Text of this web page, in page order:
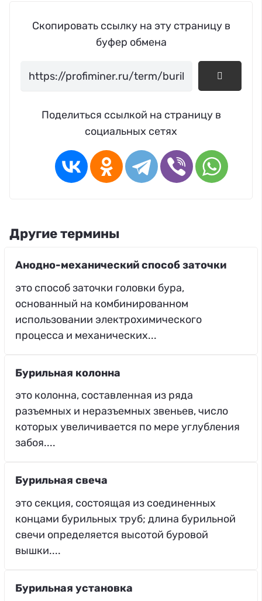
Скопировать ссылку на эту страницу в
буфер обмена
Поделиться ссылкой на страницу в
социальных сетях
Другие термины
Анодно-механический способ заточки
это способ заточки головки бура,
основанный на комбинированном
использовании электрохимического
процесса и механических...
Бурильная колонна
это колонна, составленная из ряда
разъемных и неразъемных звеньев, число
которых увеличивается по мере углубления
забоя....
Бурильная свеча
это секция, состоящая из соединенных
концами бурильных труб; длина бурильной
свечи определяется высотой буровой
вышки....
Бурильная установка